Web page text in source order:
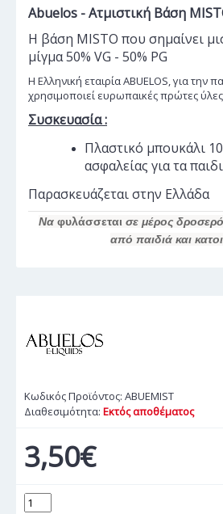
Abuelos - Ατμιστική Βάση
Η βάση MISTO που σημαίνει
μίγμα 50% VG - 50% PG
Η Ελληνική εταιρία ABUELOS, για
χρησιμοποιεί ευρωπαικές πρώτες
Συσκευασία :
Πλαστικό μπουκάλι
ασφαλείας για τα
Παρασκευάζεται στην Ελλάδα
Να φυλάσσεται σε μέρος
από παιδιά και
Κωδικός Προϊόντος: ABUEMIST
Διαθεσιμότητα: Εκτός αποθέματος
3,50€